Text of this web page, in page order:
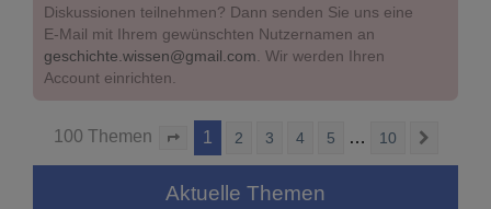
Diskussionen teilnehmen? Dann senden Sie uns eine
E-Mail mit Ihrem gewünschten Nutzernamen an
geschichte.wissen@gmail.com. Wir werden Ihren
Account einrichten.
100 Themen Seite von 10
1 2 3 4 5 … 10
Aktuelle Themen